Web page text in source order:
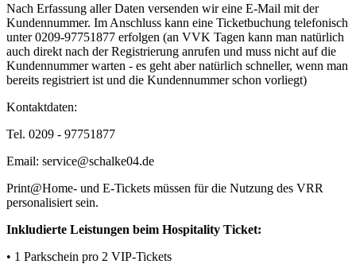
Nach Erfassung aller Daten versenden wir eine E-Mail mit der
Kundennummer. Im Anschluss kann eine Ticketbuchung telefonisch
unter 0209-97751877 erfolgen (an VVK Tagen kann man natürlich
auch direkt nach der Registrierung anrufen und muss nicht auf die
Kundennummer warten - es geht aber natürlich schneller, wenn man
bereits registriert ist und die Kundennummer schon vorliegt)
Kontaktdaten:
Tel. 0209 - 97751877
Email: service@schalke04.de
Print@Home- und E-Tickets müssen für die Nutzung des VRR
personalisiert sein.
Inkludierte Leistungen beim Hospitality Ticket:
• 1 Parkschein pro 2 VIP-Tickets